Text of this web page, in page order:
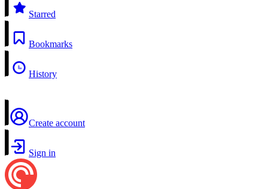
Starred
Bookmarks
History
Create account
Sign in